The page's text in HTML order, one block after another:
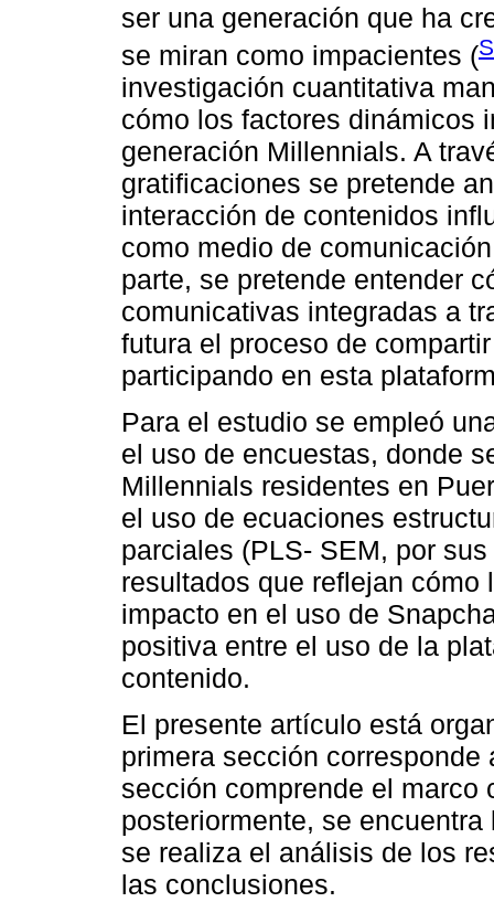
ser una generación que ha
se miran como impacientes (
investigación cuantitativa
cómo los factores dinámicos
generación Millennials. A
gratificaciones se pretende
interacción de contenidos
como medio de
parte, se pretende entender
comunicativas integradas a
futura el proceso de
participando en esta
Para el estudio se empleó
el uso de encuestas, donde
Millennials residentes en
el uso de ecuaciones
parciales (PLS- SEM, por
resultados que reflejan
impacto en el uso de
positiva entre el uso de la
contenido.
El presente artículo está
primera sección
sección comprende el marco
posteriormente, se
se realiza el análisis de los
las conclusiones.